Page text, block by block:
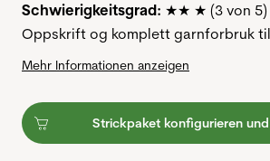
Schwierigkeitsgrad: ★★ ★ (3 von 5)
Oppskrift og komplett garnforbruk
Mehr Informationen anzeigen
Strickpaket konfigurieren